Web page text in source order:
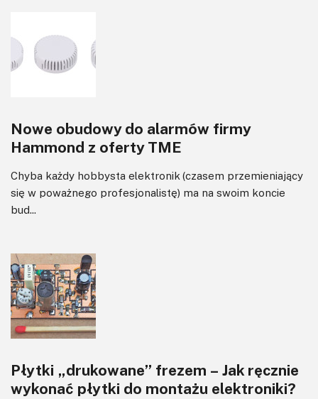
Nowe obudowy do alarmów firmy
Hammond z oferty TME
Chyba każdy hobbysta elektronik (czasem przemieniający
się w poważnego profesjonalistę) ma na swoim koncie
bud...
Płytki „drukowane” frezem – Jak ręcznie
wykonać płytki do montażu elektroniki?